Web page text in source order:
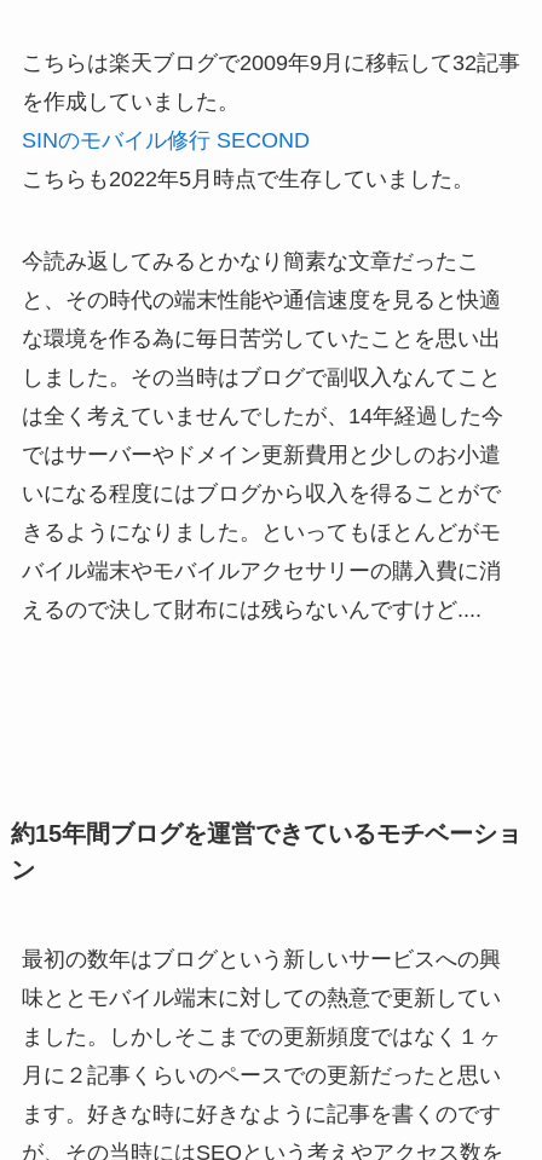
こちらは楽天ブログで2009年9月に移転して32記事
を作成していました。
SINのモバイル修行 SECOND
こちらも2022年5月時点で生存していました。
今読み返してみるとかなり簡素な文章だったこ
と、その時代の端末性能や通信速度を見ると快適
な環境を作る為に毎日苦労していたことを思い出
しました。その当時はブログで副収入なんてこと
は全く考えていませんでしたが、14年経過した今
ではサーバーやドメイン更新費用と少しのお小遣
いになる程度にはブログから収入を得ることがで
きるようになりました。といってもほとんどがモ
バイル端末やモバイルアクセサリーの購入費に消
えるので決して財布には残らないんですけど....
約15年間ブログを運営できているモチベーショ
ン
最初の数年はブログという新しいサービスへの興
味ととモバイル端末に対しての熱意で更新してい
ました。しかしそこまでの更新頻度ではなく１ヶ
月に２記事くらいのペースでの更新だったと思い
ます。好きな時に好きなように記事を書くのです
が、その当時にはSEOという考えやアクセス数を